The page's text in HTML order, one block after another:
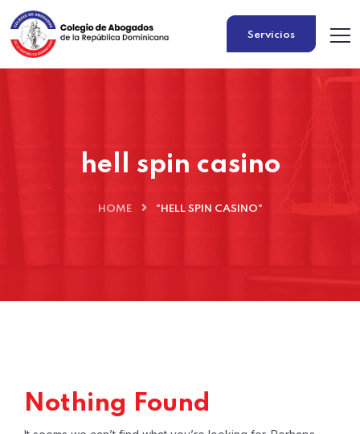
Servicios
hell spin casino
HOME "HELL SPIN CASINO"
Nothing Found